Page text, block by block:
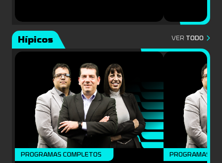
Hípicos VER TODO
PROGRAMAS COMPLETOS PROGRAMAS